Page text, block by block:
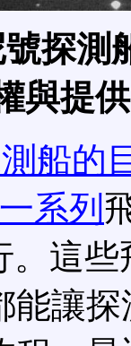
探測
與提
船的
一系列
。這
能讓